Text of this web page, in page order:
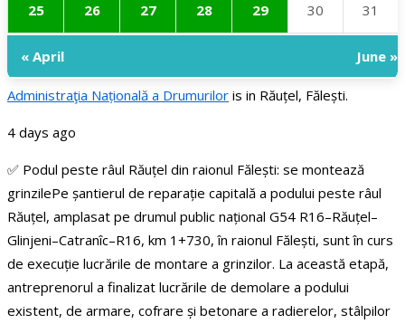
25 26 27 28 29 30 31
« April June »
Administraţia Națională a Drumurilor is in Răuțel, Fălești.
4 days ago
✅ Podul peste râul Răuțel din raionul Fălești: se montează
grinzilePe șantierul de reparație capitală a podului peste râul
Răuțel, amplasat pe drumul public național G54 R16–Răuțel–
Glinjeni–Catranîc–R16, km 1+730, în raionul Fălești, sunt în curs
de execuție lucrările de montare a grinzilor. La această etapă,
antreprenorul a finalizat lucrările de demolare a podului
existent, de armare, cofrare și betonare a radierelor, stâlpilor